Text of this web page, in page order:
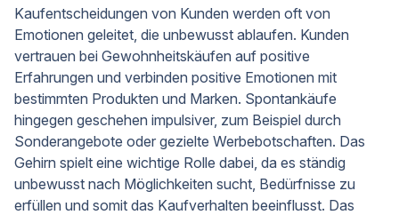
Kaufentscheidungen von Kunden werden oft von
Emotionen geleitet, die unbewusst ablaufen. Kunden
vertrauen bei Gewohnheitskäufen auf positive
Erfahrungen und verbinden positive Emotionen mit
bestimmten Produkten und Marken. Spontankäufe
hingegen geschehen impulsiver, zum Beispiel durch
Sonderangebote oder gezielte Werbebotschaften. Das
Gehirn spielt eine wichtige Rolle dabei, da es ständig
unbewusst nach Möglichkeiten sucht, Bedürfnisse zu
erfüllen und somit das Kaufverhalten beeinflusst. Das